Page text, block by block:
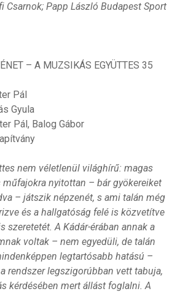
Csarnok; Papp László Budapest Sport
– A MUZSIKÁS EGYÜTTES 35
Pál
Gyula
Pál, Balog Gábor
nem véletlenül világhírű: magas
nyitottan – bár gyökereiket
– játszik népzenét, s ami talán még
és a hallgatóság felé is közvetítve
szeretetét. A Kádár-érában annak a
voltak – nem egyedüli, de talán
legtartósabb hatású –
rendszer legszigorúbban vett tabuja,
kérdésében mert állást foglalni. A